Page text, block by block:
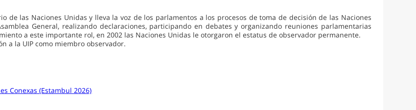
de las Naciones Unidas y lleva la voz de los parlamentos a los procesos de toma de decisión de las Naciones
General, realizando declaraciones, participando en debates y organizando reuniones parlamentarias
a este importante rol, en 2002 las Naciones Unidas le otorgaron el estatus de observador permanente.
a la UIP como miembro observador.
Conexas (Estambul 2026)